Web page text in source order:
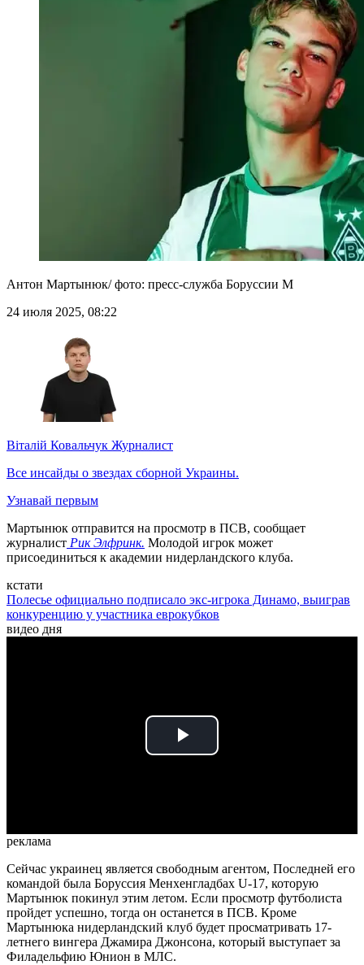
Антон Мартынюк/ фото: пресс-служба Боруссии М
24 июля 2025, 08:22
Віталій Ковальчук Журналист
Все инсайды о звездах сборной Украины.
Узнавай первым
Мартынюк отправится на просмотр в ПСВ, сообщает
журналист Рик Элфринк. Молодой игрок может
присоединиться к академии нидерландского клуба.
кстати
Полесье официально подписало экс-игрока Динамо, выиграв
конкуренцию у участника еврокубков
видео дня
Play
реклама
Сейчас украинец является свободным агентом, Последней его
командой была Боруссия Менхенгладбах U-17, которую
Мартынюк покинул этим летом. Если просмотр футболиста
пройдет успешно, тогда он останется в ПСВ. Кроме
Мартынюка нидерландский клуб будет просматривать 17-
летнего вингера Джамира Джонсона, который выступает за
Филадельфию Юнион в МЛС.